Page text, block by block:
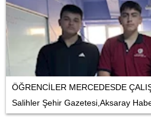
ÖĞRENCİLER MERCEDESDE
Salihler Şehir Gazetesi,Aksaray